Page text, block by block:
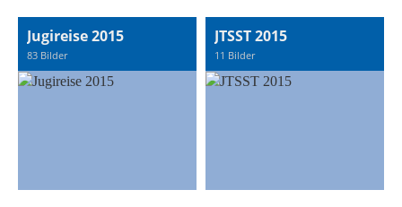
Jugireise 2015
83 Bilder
JTSST 2015
11 Bilder